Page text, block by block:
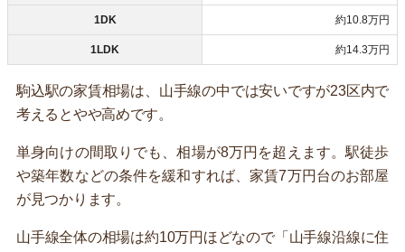
1DK 約10.8万円
1LDK 約14.3万円
駒込駅の家賃相場は、山手線の中では安いですが23区内で
考えるとやや高めです。
単身向けの間取りでも、相場が8万円を超えます。駅徒歩
や築年数などの条件を緩和すれば、家賃7万円台のお部屋
が見つかります。
山手線全体の相場は約10万円ほどなので「山手線沿線に住